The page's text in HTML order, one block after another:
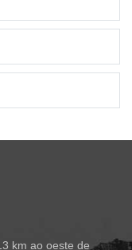
km ao oeste de